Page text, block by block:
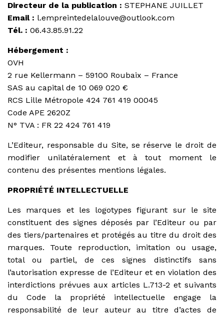
Directeur de la publication : STEPHANE JUILLET
Email : l.empreintedelalouve@outlook.com
Tél. : 06.43.85.91.22
Hébergement :
OVH
2 rue Kellermann – 59100 Roubaix – France
SAS au capital de 10 069 020 €
RCS Lille Métropole 424 761 419 00045
Code APE 2620Z
N° TVA : FR 22 424 761 419
L’Editeur, responsable du Site, se réserve le droit de
modifier unilatéralement et à tout moment le
contenu des présentes mentions légales.
PROPRIÉTÉ INTELLECTUELLE
Les marques et les logotypes figurant sur le site
constituent des signes déposés par l’Editeur ou par
des tiers/partenaires et protégés au titre du droit des
marques. Toute reproduction, imitation ou usage,
total ou partiel, de ces signes distinctifs sans
l’autorisation expresse de l’Editeur et en violation des
interdictions prévues aux articles L.713-2 et suivants
du Code la propriété intellectuelle engage la
responsabilité de leur auteur au titre d’actes de